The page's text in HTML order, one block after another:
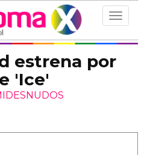
Toggle
estrena por
'Ice'